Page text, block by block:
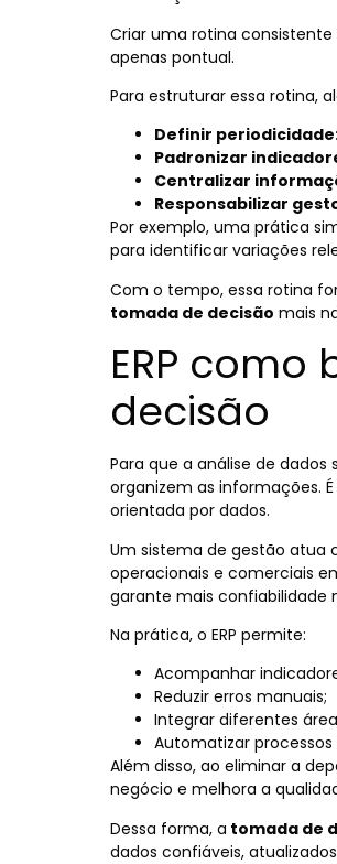
Criar uma rotina
apenas pontual.
Para estruturar essa rotina,
Definir
Padronizar
Centralizar
Responsabilizar
Por exemplo, uma prática
para identificar variações
Com o tempo, essa rotina
tomada de decisão mais
ERP
decisão
Para que a análise de
organizem as informações.
orientada por dados.
Um sistema de gestão atua
operacionais e comerciais
garante mais confiabilidade
Na prática, o ERP permite:
Acompanhar
Reduzir erros manuais;
Integrar diferentes
Automatizar processos
Além disso, ao eliminar a
negócio e melhora a
Dessa forma, a tomada de
dados confiáveis,